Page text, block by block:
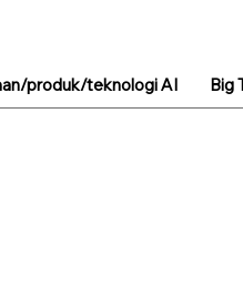
produk/teknologi AI Big